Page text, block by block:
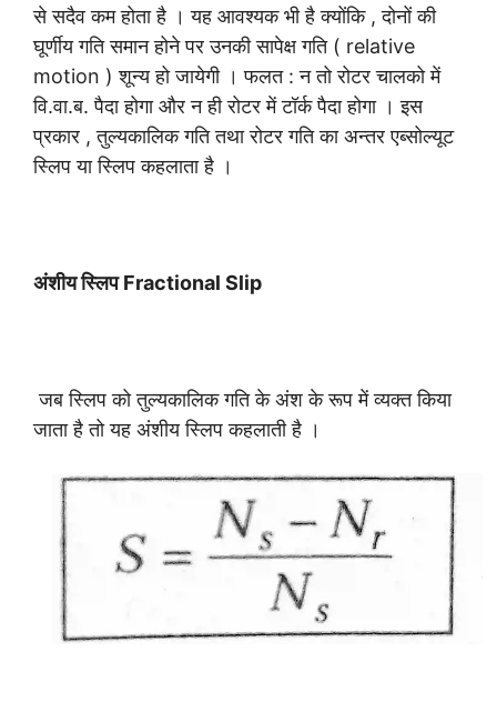
से सदैव कम होता है । यह आवश्यक भी है क्योंकि , दोनों की
घूर्णीय गति समान होने पर उनकी सापेक्ष गति ( relative
motion ) शून्य हो जायेगी । फलत : न तो रोटर चालको में
वि.वा.ब. पैदा होगा और न ही रोटर में टॉर्क पैदा होगा । इस
प्रकार , तुल्यकालिक गति तथा रोटर गति का अन्तर एब्सोल्यूट
स्लिप या स्लिप कहलाता है ।
अंशीय स्लिप Fractional Slip
जब स्लिप को तुल्यकालिक गति के अंश के रूप में व्यक्त किया
जाता है तो यह अंशीय स्लिप कहलाती है ।